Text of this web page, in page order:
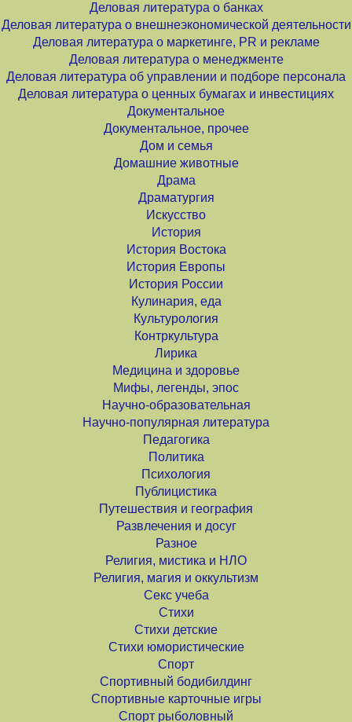
Деловая литература о банках
Деловая литература о внешнеэкономической деятельности
Деловая литература о маркетинге, PR и рекламе
Деловая литература о менеджменте
Деловая литература об управлении и подборе персонала
Деловая литература о ценных бумагах и инвестициях
Документальное
Документальное, прочее
Дом и семья
Домашние животные
Драма
Драматургия
Искусство
История
История Востока
История Европы
История России
Кулинария, еда
Культурология
Контркультура
Лирика
Медицина и здоровье
Мифы, легенды, эпос
Научно-образовательная
Научно-популярная литература
Педагогика
Политика
Психология
Публицистика
Путешествия и география
Развлечения и досуг
Разное
Религия, мистика и НЛО
Религия, магия и оккультизм
Секс учеба
Стихи
Стихи детские
Стихи юмористические
Спорт
Спортивный бодибилдинг
Спортивные карточные игры
Спорт рыболовный